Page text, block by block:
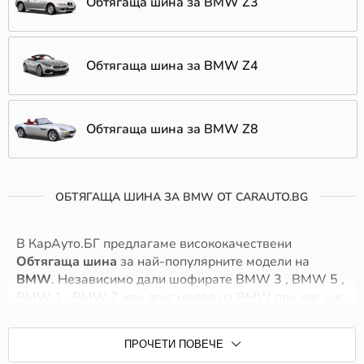
Обтягаща шина за BMW Z4
Обтягаща шина за BMW Z8
ОБТЯГАЩА ШИНА ЗА BMW ОТ CARAUTO.BG
В КарАуто.БГ предлагаме висококачествени
Обтягаща шина за най-популярните модели на
BMW. Независимо дали шофирате BMW 3 , BMW 5 ,
безопасност и надеждност. Нашите продукти са
съвместими с широк спектър от модели,
ПРОЧЕТИ ПОВЕЧЕ